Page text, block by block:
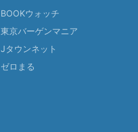
BOOKウォッチ
東京バーゲンマニア
Jタウンネット
ゼロまる